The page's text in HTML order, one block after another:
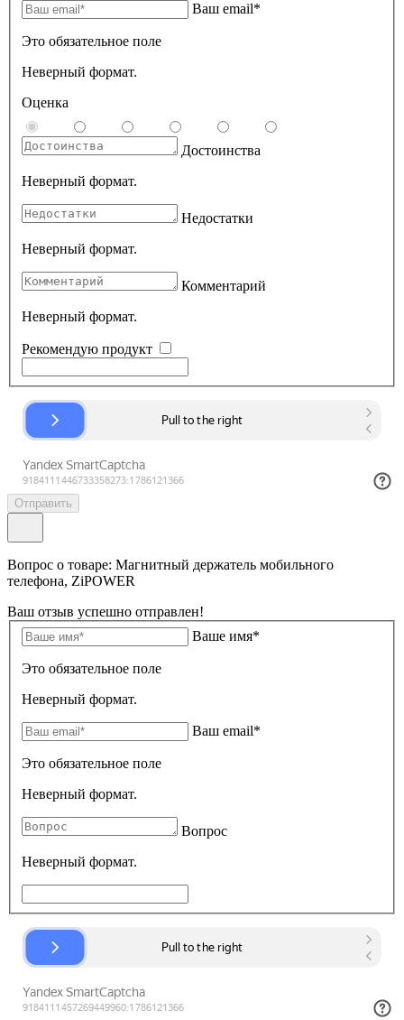
Ваш email*
Это обязательное поле
Неверный формат.
Оценка
Достоинства
Неверный формат.
Недостатки
Неверный формат.
Комментарий
Неверный формат.
Рекомендую продукт
Отправить
Вопрос о товаре: Магнитный держатель мобильного
телефона, ZiPOWER
Ваш отзыв успешно отправлен!
Ваше имя*
Это обязательное поле
Неверный формат.
Ваш email*
Это обязательное поле
Неверный формат.
Вопрос
Неверный формат.